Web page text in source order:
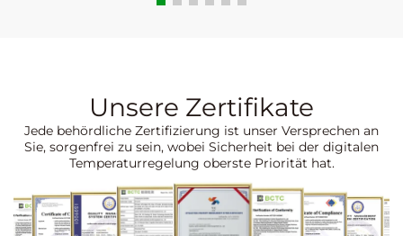
Unsere Zertifikate
Jede behördliche Zertifizierung ist unser Versprechen an
Sie, sorgenfrei zu sein, wobei Sicherheit bei der digitalen
Temperaturregelung oberste Priorität hat.